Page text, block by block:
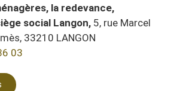
la redevance,
iège social Langon, 5, rue Marcel
33210 LANGON
03